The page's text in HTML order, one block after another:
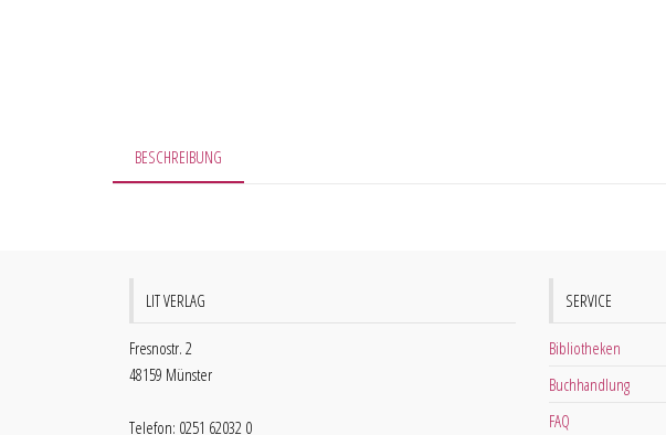
BESCHREIBUNG
LIT VERLAG
Fresnostr. 2
48159 Münster
Telefon: 0251 62032 0
SERVICE
Bibliotheken
Buchhandlung
FAQ